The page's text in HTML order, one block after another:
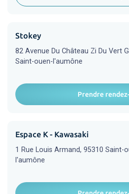
Stokey
82 Avenue Du Château Zi Du Vert
Saint-ouen-l'aumône
Prendre
Espace K - Kawasaki
1 Rue Louis Armand, 95310 Saint-
l'aumône